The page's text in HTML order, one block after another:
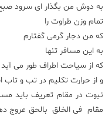
به دوش من بگذار ای سرود
تمام وزن طراوت را
که من دجار گرمی گفتارم
به این مسافر تنها
که از سیاحت اطراف طور می آید
و از حرارت تکلیم در تب و
نبوت در مقام تعریف باید
مقام فی الخلق بالحق